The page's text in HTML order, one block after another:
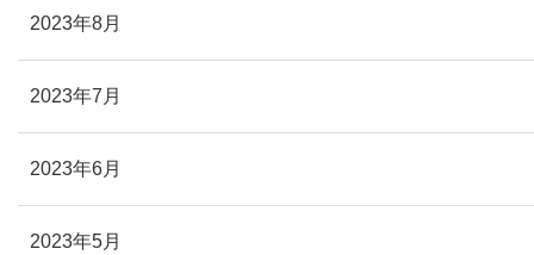
2023年8月
2023年7月
2023年6月
2023年5月